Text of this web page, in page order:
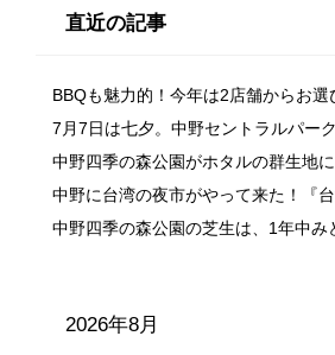
直近の記事
BBQも魅力的！今年は2店舗からお
7月7日は七夕。中野セントラルパー
中野四季の森公園がホタルの群生地
中野に台湾の夜市がやって来た！『
中野四季の森公園の芝生は、1年中
2026年8月